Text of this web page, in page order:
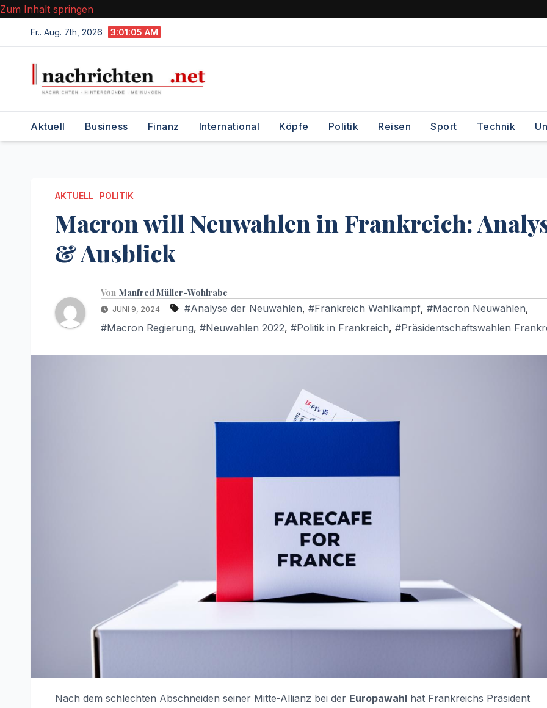
Zum Inhalt springen
Fr.. Aug. 7th, 2026 3:01:06 AM
Aktuell Business Finanz International Köpfe Politik Reisen Sport Technik
AKTUELL POLITIK
Macron will Neuwahlen in Frankreich:
& Ausblick
Von Manfred Müller-Wohlrabe
JUNI 9, 2024 #Analyse der Neuwahlen, #Frankreich Wahlkampf, #Macron Neuwahlen,
#Macron Regierung, #Neuwahlen 2022, #Politik in Frankreich, #Präsidentschaftswahlen
Nach dem schlechten Abschneiden seiner Mitte-Allianz bei der Europawahl hat Frankreichs Präsident